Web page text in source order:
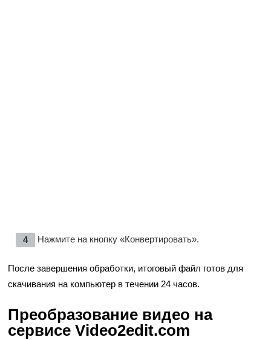
Нажмите на кнопку «Конвертировать».
После завершения обработки, итоговый файл готов для
скачивания на компьютер в течении 24 часов.
Преобразование видео на
сервисе Video2edit.com